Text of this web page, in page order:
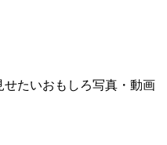
せたいおもしろ写真・動画